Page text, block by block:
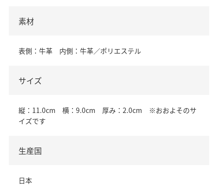
素材
表側：牛革 内側：牛革／ポリエステル
サイズ
縦：11.0cm 横：9.0cm 厚み：2.0cm ※おおよそのサ
イズです
生産国
日本